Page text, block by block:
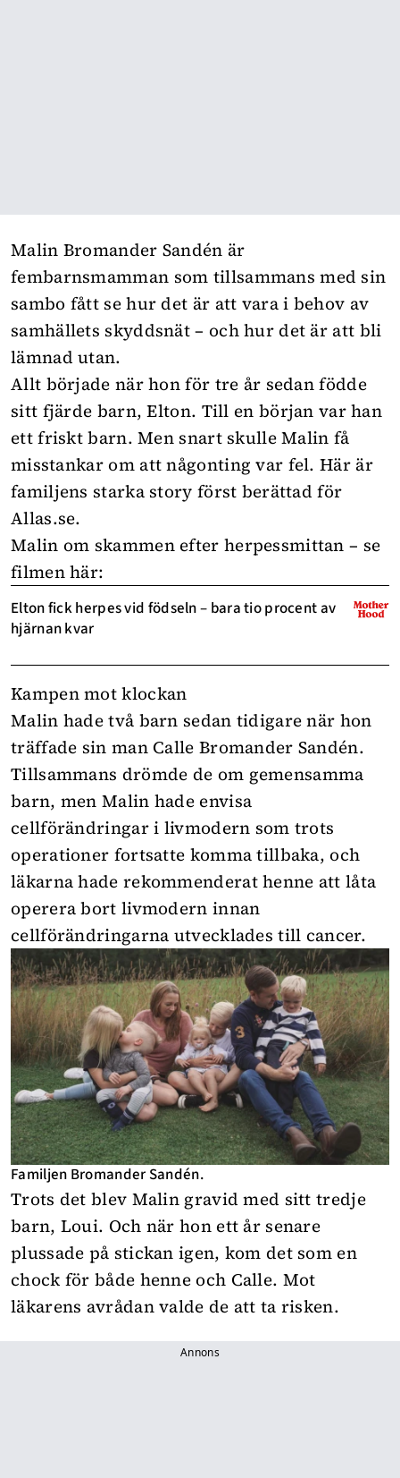
Malin Bromander Sandén är
fembarnsmamman som tillsammans med sin
sambo fått se hur det är att vara i behov av
samhällets skyddsnät – och hur det är att bli
lämnad utan.
Allt började när hon för tre år sedan födde
sitt fjärde barn, Elton. Till en början var han
ett friskt barn. Men snart skulle Malin få
misstankar om att någonting var fel. Här är
familjens starka story först berättad för
Allas.se.
Malin om skammen efter herpessmittan – se
filmen här:
Elton fick herpes vid födseln – bara tio procent av
hjärnan kvar
Kampen mot klockan
Malin hade två barn sedan tidigare när hon
träffade sin man Calle Bromander Sandén.
Tillsammans drömde de om gemensamma
barn, men Malin hade envisa
cellförändringar i livmodern som trots
operationer fortsatte komma tillbaka, och
läkarna hade rekommenderat henne att låta
operera bort livmodern innan
cellförändringarna utvecklades till cancer.
Familjen Bromander Sandén.
Trots det blev Malin gravid med sitt tredje
barn, Loui. Och när hon ett år senare
plussade på stickan igen, kom det som en
chock för både henne och Calle. Mot
läkarens avrådan valde de att ta risken.
Annons